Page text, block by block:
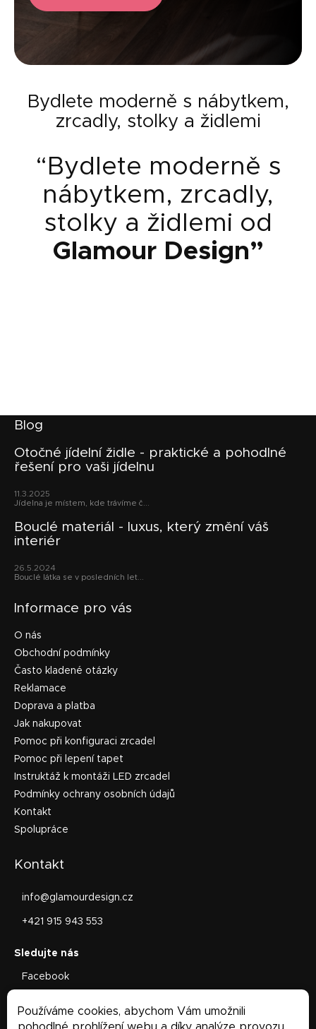
Používáme cookies, abychom Vám umožnili
Bydlete moderně s nábytkem,
zrcadly, stolky a židlemi
“Bydlete moderně s
nábytkem, zrcadly,
stolky a židlemi od
Glamour Design”
Blog
Otočné jídelní židle - praktické a pohodlné
řešení pro vaši jídelnu
11.3.2025
Jídelna je místem, kde trávíme č...
Bouclé materiál - luxus, který změní váš
interiér
26.5.2024
Bouclé látka se v posledních let...
Informace pro vás
O nás
Obchodní podmínky
Často kladené otázky
Reklamace
Doprava a platba
Jak nakupovat
Pomoc při konfiguraci zrcadel
Pomoc při lepení tapet
Instruktáž k montáži LED zrcadel
Podmínky ochrany osobních údajů
Kontakt
Spolupráce
Kontakt
info@glamourdesign.cz
+421 915 943 553
Facebook